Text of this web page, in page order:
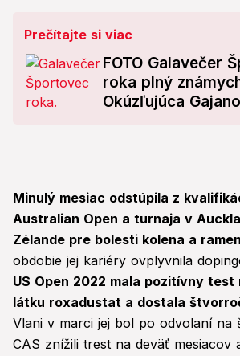
Prečítajte si viac
FOTO Galavečer
roka plný
Okúzľujúca
Minulý mesiac odstúpila z
Australian Open a turnaja v
Zélande pre bolesti kolena a
obdobie jej kariéry ovplyvnila
US Open 2022 mala pozitívny test
látku roxadustat a dostala
Vlani v marci jej bol po odvolaní na
CAS znížili trest na deväť mesiacov